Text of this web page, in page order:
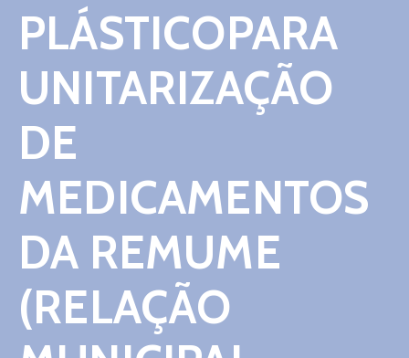
PLÁSTICOPARA
UNITARIZAÇÃO
DE
MEDICAMENTOS
DA REMUME
(RELAÇÃO